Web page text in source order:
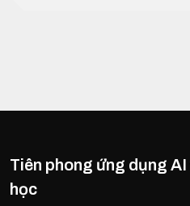
Tiên phong ứng dụng
học